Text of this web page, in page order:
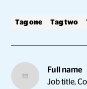
Tag one Tag two
Full name
Job title,